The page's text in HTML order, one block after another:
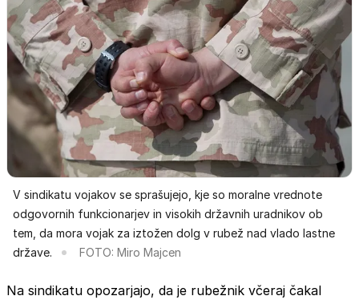
V sindikatu vojakov se sprašujejo, kje so moralne vrednote
odgovornih funkcionarjev in visokih državnih uradnikov ob
tem, da mora vojak za iztožen dolg v rubež nad vlado lastne
države.
FOTO: Miro Majcen
Na sindikatu opozarjajo, da je rubežnik včeraj čakal